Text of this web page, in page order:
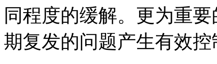
同程度的缓解。更为重
期复发的问题产生有效